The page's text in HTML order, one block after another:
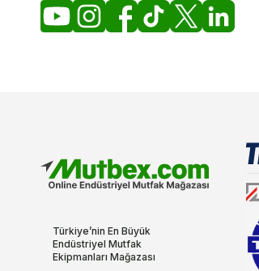
Türkiye’nin En Büyük
Endüstriyel Mutfak
Ekipmanları Mağazası